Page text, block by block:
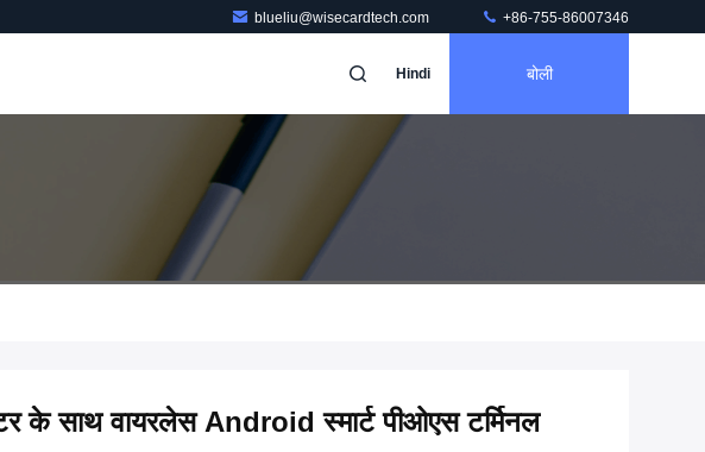
blueliu@wisecardtech.com +86-755-86007346
Hindi बोली
के साथ वायरलेस Android स्मार्ट पीओएस टर्मिनल